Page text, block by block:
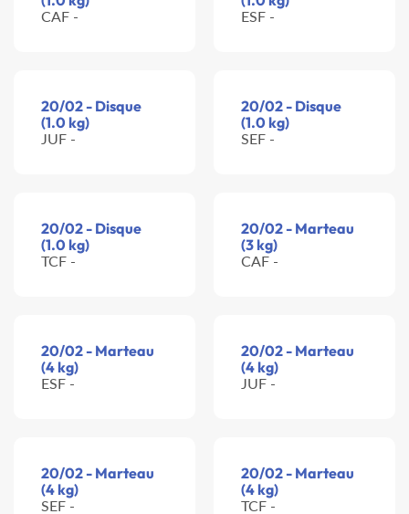
CAF - ESF -
20/02 - Disque
(1.0 kg)
JUF -
20/02 - Disque
(1.0 kg)
SEF -
20/02 - Disque
(1.0 kg)
TCF -
20/02 - Marteau
(3 kg)
CAF -
20/02 - Marteau
(4 kg)
ESF -
20/02 - Marteau
(4 kg)
JUF -
20/02 - Marteau
(4 kg)
SEF -
20/02 - Marteau
(4 kg)
TCF -